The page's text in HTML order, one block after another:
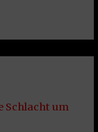
Schlacht um